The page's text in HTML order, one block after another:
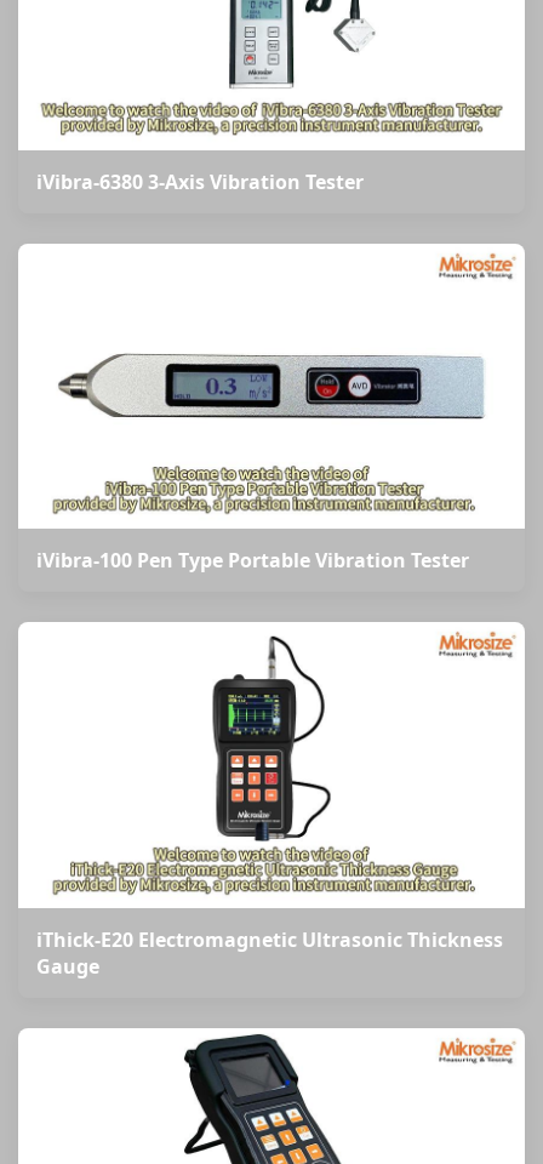
iVibra-6380 3-Axis Vibration Tester
iVibra-100 Pen Type Portable Vibration Tester
iThick-E20 Electromagnetic Ultrasonic Thickness
Gauge